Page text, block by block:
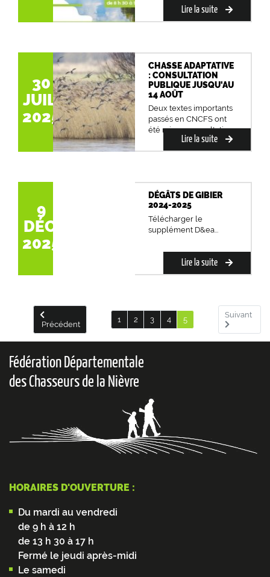
Lire la suite
30
JUIL.
2025
CHASSE ADAPTATIVE
: CONSULTATION
PUBLIQUE JUSQU'AU
14 AOÛT
Deux textes importants
passés en CNCFS ont
été mis en consultati...
Lire la suite
9
DÉC.
2025
DÉGÂTS DE GIBIER
2024-2025
Télécharger le
supplément D&ea...
Lire la suite
Précédent
1 2 3 4 5
Suivant
Fédération Départementale
des Chasseurs de la Nièvre
HORAIRES D'OUVERTURE :
Du mardi au vendredi
de 9 h à 12 h
de 13 h 30 à 17 h
Fermé le jeudi après-midi
Le samedi